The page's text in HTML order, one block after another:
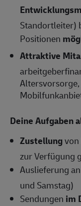
Standortleiter)
Positionen
Attraktive
Deine Aufgaben
Zustellung
zur Verfügung
Auslieferung an
und Samstag)
Sendungen im